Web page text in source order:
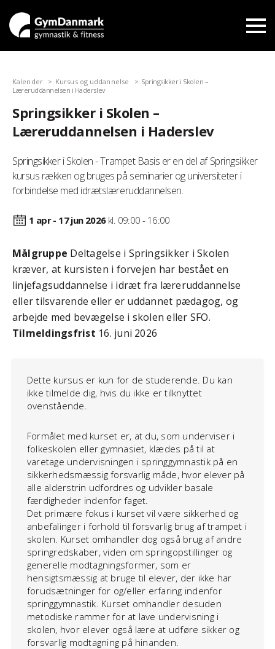
Kalender Kursus og uddannelse
Springsikker i Skolen –
Læreruddannelsen i Haderslev
Springsikker i Skolen –
Læreruddannelsen i Haderslev
Springsikker i Skolen - Trampet Basis er en del af Springsikker
kursus rækken og bruges på seminarier og universiteter i
forbindelse med idrætslæreruddannelsen.
1 apr - 17 jun 2026kl. 09:00 - 16:00
Målgruppe Deltagelse i Springsikker i Skolen
kræver, at kursisten i forvejen har bestået en
linjefagsuddannelse i idræt fra læreruddannelse
eller tilsvarende eller er uddannet pædagog, og
arbejde med bevægelse i skolen eller SFO.
Tilmeldingsfrist 16. juni 2026
Dette kursus er kun for de studerende. Du kan
ikke tilmelde dig, hvis du ikke er tilknyttet
ovenstående.
Formålet med kurset er, at du, som underviser i
folkeskolen eller gymnasiet, klædes på til at
varetage undervisningen i springgymnastik på en
sikkerhedsmæssig forsvarlig måde, hvor elever på
alle alderstrin udfordres og udvikler basale
færdigheder indenfor faget.
Det primære fokus i kurset vil være sikkerhed og
anbefalinger i forhold til forsvarlig brug af trampet i
skolen. Kurset omhandler dog også brug af andre
springredskaber, viden om springopstillinger og
generelle modtagningsformer, som er
hensigtsmæssig at bruge til elever, der ikke har
forudsætninger for og/eller erfaring indenfor
springgymnastik. Kurset omhandler desuden
metodiske rammer for at lave undervisning i
skolen, hvor elever også lære at udføre sikker og
forsvarlig modtagning på hinanden.